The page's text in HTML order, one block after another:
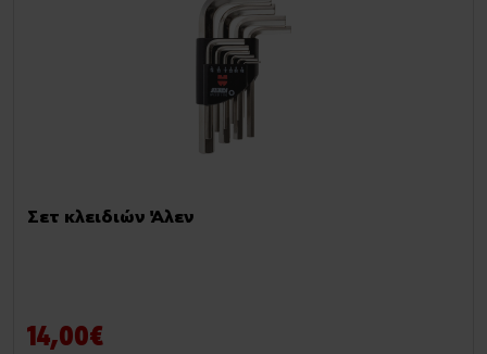
Σετ κλειδιών Άλεν
14,00€